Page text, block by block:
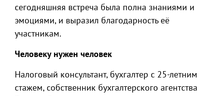
сегодняшняя встреча была полна знаниями и
эмоциями, и выразил благодарность её
участникам.
Человеку нужен человек
Налоговый консультант, бухгалтер с 25-летним
стажем, собственник бухгалтерского агентства